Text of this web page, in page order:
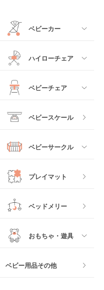
ベビーカー
すべて
ベビーカーその他
ハイローチェア
すべて
ベビーチェア
すべて
テーブルチェア
ベビースケール
ベビーサークル
すべて
木製
マット製
プレイマット
ベッドメリー
おもちゃ・遊具
ベビー用品その他